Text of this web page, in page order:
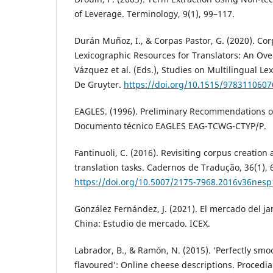
of Leverage. Terminology, 9(1), 99–117.
Durán Muñoz, I., & Corpas Pastor, G. (2020).
Lexicographic Resources for Translators: An
Vázquez et al. (Eds.), Studies on Multilingual
De Gruyter. https://doi.org/10.1515/
EAGLES. (1996). Preliminary Recommendations
Documento técnico EAGLES EAG-TCWG-CTYP/P.
Fantinuoli, C. (2016). Revisiting corpus creation
translation tasks. Cadernos de Tradução, 36(1),
https://doi.org/10.5007/2175-
González Fernández, J. (2021). El mercado del
China: Estudio de mercado. ICEX.
Labrador, B., & Ramón, N. (2015). ‘Perfectly
flavoured’: Online cheese descriptions.